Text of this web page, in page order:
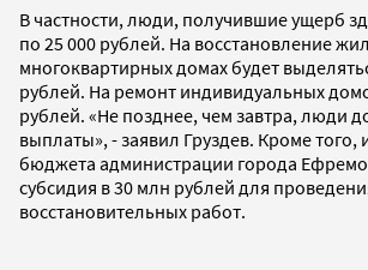
В частности, люди, получившие ущерб
по 25 000 рублей. На восстановление
многоквартирных домах будет
рублей. На ремонт индивидуальных
рублей. «Не позднее, чем завтра, люди
выплаты», - заявил Груздев. Кроме того,
бюджета администрации города
субсидия в 30 млн рублей для
восстановительных работ.